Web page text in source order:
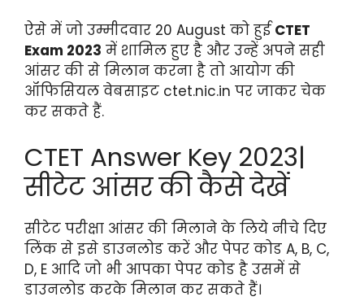
ऐसे में जो उम्मीदवार 20 August को हुई CTET
Exam 2023 में शामिल हुए है और उन्हें अपने सही
आंसर की से मिलान करना है तो आयोग की
ऑफिसियल वेबसाइट ctet.nic.in पर जाकर चेक
कर सकते हैं.
CTET Answer Key 2023|
सीटेट आंसर की कैसे देखें
सीटेट परीक्षा आंसर की मिलाने के लिये नीचे दिए
लिंक से इसे डाउनलोड करें और पेपर कोड A, B, C,
D, E आदि जो भी आपका पेपर कोड है उसमें से
डाउनलोड करके मिलान कर सकते हैं।